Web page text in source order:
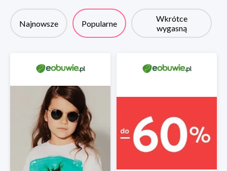
Najnowsze Popularne
Wkrótce
wygasną